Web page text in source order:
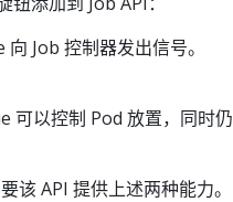
Job 控制器发出信号。
可以控制 Pod 放置，同时
该 API 提供上述两种能力。